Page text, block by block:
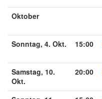
Oktober
Sonntag, 4. Okt. 15:00
Samstag, 10.
Okt.
20:00